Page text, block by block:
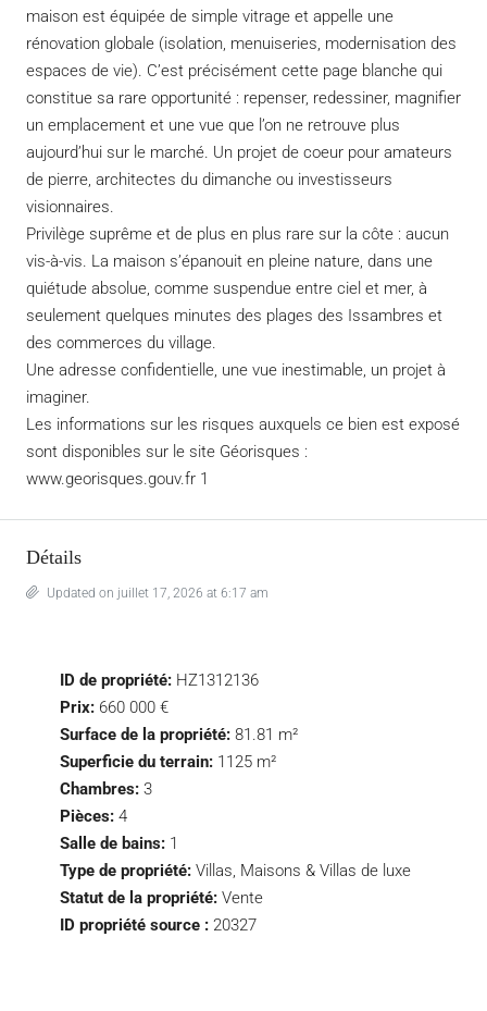
maison est équipée de simple vitrage et appelle une
rénovation globale (isolation, menuiseries, modernisation des
espaces de vie). C’est précisément cette page blanche qui
constitue sa rare opportunité : repenser, redessiner, magnifier
un emplacement et une vue que l’on ne retrouve plus
aujourd’hui sur le marché. Un projet de coeur pour amateurs
de pierre, architectes du dimanche ou investisseurs
visionnaires.
Privilège suprême et de plus en plus rare sur la côte : aucun
vis-à-vis. La maison s’épanouit en pleine nature, dans une
quiétude absolue, comme suspendue entre ciel et mer, à
seulement quelques minutes des plages des Issambres et
des commerces du village.
Une adresse confidentielle, une vue inestimable, un projet à
imaginer.
Les informations sur les risques auxquels ce bien est exposé
sont disponibles sur le site Géorisques :
www.georisques.gouv.fr 1
Détails
Updated on juillet 17, 2026 at 6:17 am
ID de propriété: HZ1312136
Prix: 660 000 €
Surface de la propriété: 81.81 m²
Superficie du terrain: 1125 m²
Chambres: 3
Pièces: 4
Salle de bains: 1
Type de propriété: Villas, Maisons & Villas de luxe
Statut de la propriété: Vente
ID propriété source : 20327